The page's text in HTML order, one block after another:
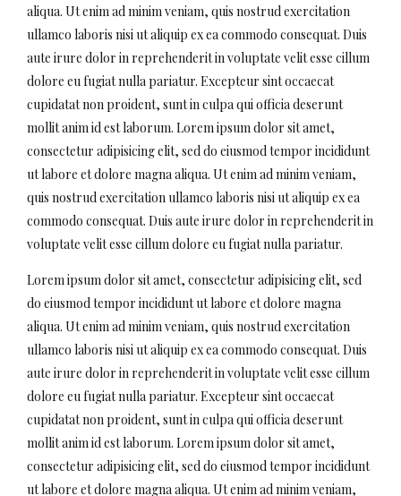
aliqua. Ut enim ad minim veniam, quis nostrud exercitation
ullamco laboris nisi ut aliquip ex ea commodo consequat. Duis
aute irure dolor in reprehenderit in voluptate velit esse cillum
dolore eu fugiat nulla pariatur. Excepteur sint occaecat
cupidatat non proident, sunt in culpa qui officia deserunt
mollit anim id est laborum. Lorem ipsum dolor sit amet,
consectetur adipisicing elit, sed do eiusmod tempor incididunt
ut labore et dolore magna aliqua. Ut enim ad minim veniam,
quis nostrud exercitation ullamco laboris nisi ut aliquip ex ea
commodo consequat. Duis aute irure dolor in reprehenderit in
voluptate velit esse cillum dolore eu fugiat nulla pariatur.
Lorem ipsum dolor sit amet, consectetur adipisicing elit, sed
do eiusmod tempor incididunt ut labore et dolore magna
aliqua. Ut enim ad minim veniam, quis nostrud exercitation
ullamco laboris nisi ut aliquip ex ea commodo consequat. Duis
aute irure dolor in reprehenderit in voluptate velit esse cillum
dolore eu fugiat nulla pariatur. Excepteur sint occaecat
cupidatat non proident, sunt in culpa qui officia deserunt
mollit anim id est laborum. Lorem ipsum dolor sit amet,
consectetur adipisicing elit, sed do eiusmod tempor incididunt
ut labore et dolore magna aliqua. Ut enim ad minim veniam,